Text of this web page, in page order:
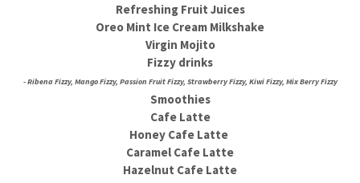
Refreshing Fruit Juices
Oreo Mint Ice Cream Milkshake
Virgin Mojito
Fizzy drinks
- Ribena Fizzy, Mango Fizzy, Passion Fruit Fizzy, Strawberry Fizzy, Kiwi Fizzy, Mix Berry Fizzy
Smoothies
Cafe Latte
Honey Cafe Latte
Caramel Cafe Latte
Hazelnut Cafe Latte